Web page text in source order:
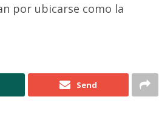
por ubicarse como la
Send